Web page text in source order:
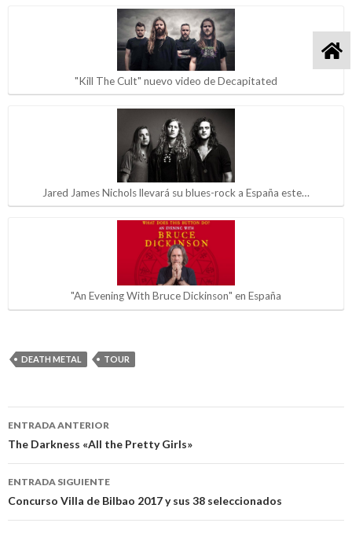
"Kill The Cult" nuevo video de Decapitated
Jared James Nichols llevará su blues-rock a España este…
"An Evening With Bruce Dickinson" en España
DEATH METAL TOUR
Navegación
de
entradas
ENTRADA ANTERIOR
The Darkness «All the Pretty Girls»
ENTRADA SIGUIENTE
Concurso Villa de Bilbao 2017 y sus 38 seleccionados